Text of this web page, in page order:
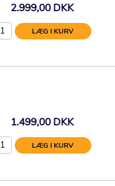
2.999,00 DKK
LÆG I KURV
1.499,00 DKK
LÆG I KURV